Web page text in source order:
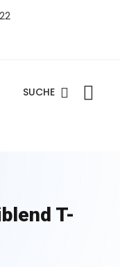
SUCHE
T-